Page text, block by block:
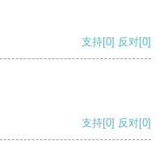
支持[0] 反对[0]
支持[0] 反对[0]